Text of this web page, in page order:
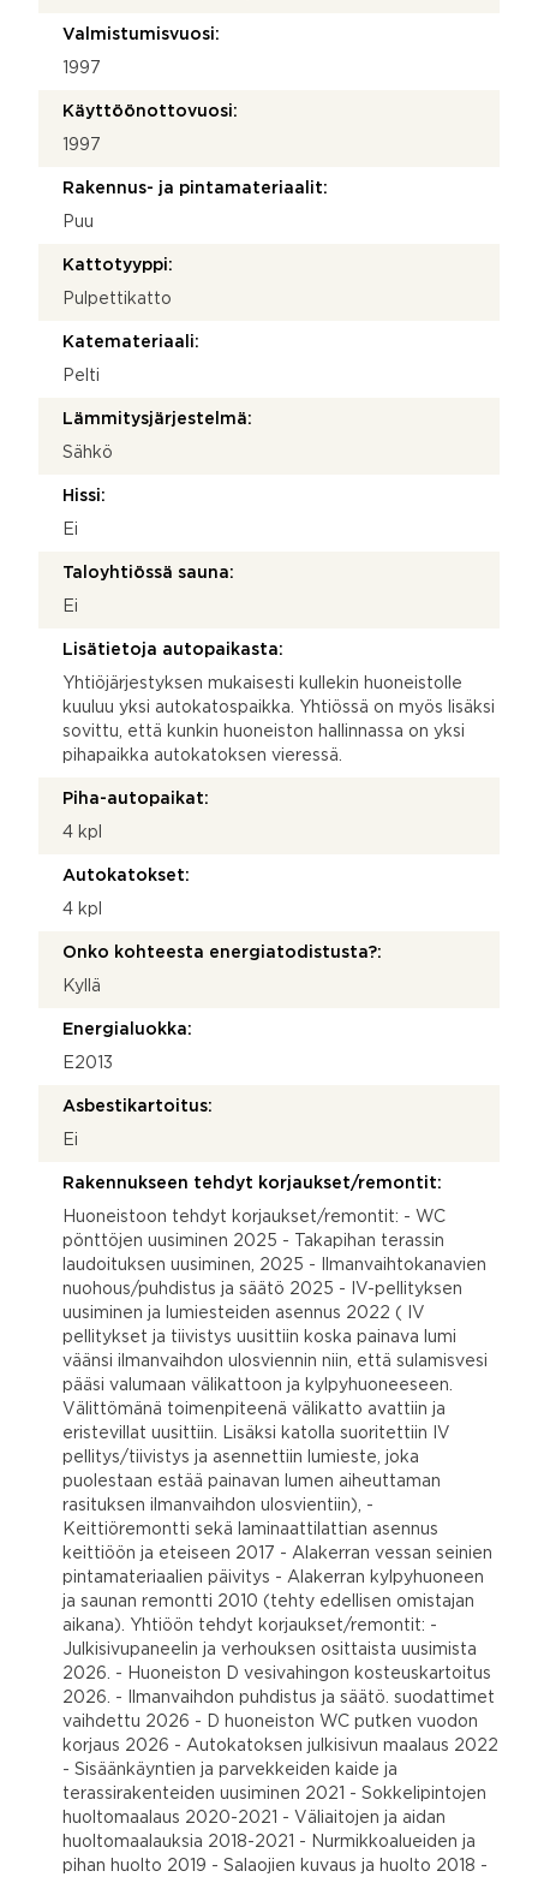
Valmistumisvuosi:
1997
Käyttöönottovuosi:
1997
Rakennus- ja pintamateriaalit:
Puu
Kattotyyppi:
Pulpettikatto
Katemateriaali:
Pelti
Lämmitysjärjestelmä:
Sähkö
Hissi:
Ei
Taloyhtiössä sauna:
Ei
Lisätietoja autopaikasta:
Yhtiöjärjestyksen mukaisesti kullekin huoneistolle
kuuluu yksi autokatospaikka. Yhtiössä on myös lisäksi
sovittu, että kunkin huoneiston hallinnassa on yksi
pihapaikka autokatoksen vieressä.
Piha-autopaikat:
4 kpl
Autokatokset:
4 kpl
Onko kohteesta energiatodistusta?:
Kyllä
Energialuokka:
E2013
Asbestikartoitus:
Ei
Rakennukseen tehdyt korjaukset/remontit:
Huoneistoon tehdyt korjaukset/remontit: - WC
pönttöjen uusiminen 2025 - Takapihan terassin
laudoituksen uusiminen, 2025 - Ilmanvaihtokanavien
nuohous/puhdistus ja säätö 2025 - IV-pellityksen
uusiminen ja lumiesteiden asennus 2022 ( IV
pellitykset ja tiivistys uusittiin koska painava lumi
väänsi ilmanvaihdon ulosviennin niin, että sulamisvesi
pääsi valumaan välikattoon ja kylpyhuoneeseen.
Välittömänä toimenpiteenä välikatto avattiin ja
eristevillat uusittiin. Lisäksi katolla suoritettiin IV
pellitys/tiivistys ja asennettiin lumieste, joka
puolestaan estää painavan lumen aiheuttaman
rasituksen ilmanvaihdon ulosvientiin), -
Keittiöremontti sekä laminaattilattian asennus
keittiöön ja eteiseen 2017 - Alakerran vessan seinien
pintamateriaalien päivitys - Alakerran kylpyhuoneen
ja saunan remontti 2010 (tehty edellisen omistajan
aikana). Yhtiöön tehdyt korjaukset/remontit: -
Julkisivupaneelin ja verhouksen osittaista uusimista
2026. - Huoneiston D vesivahingon kosteuskartoitus
2026. - Ilmanvaihdon puhdistus ja säätö. suodattimet
vaihdettu 2026 - D huoneiston WC putken vuodon
korjaus 2026 - Autokatoksen julkisivun maalaus 2022
- Sisäänkäyntien ja parvekkeiden kaide ja
terassirakenteiden uusiminen 2021 - Sokkelipintojen
huoltomaalaus 2020-2021 - Väliaitojen ja aidan
huoltomaalauksia 2018-2021 - Nurmikkoalueiden ja
pihan huolto 2019 - Salaojien kuvaus ja huolto 2018 -